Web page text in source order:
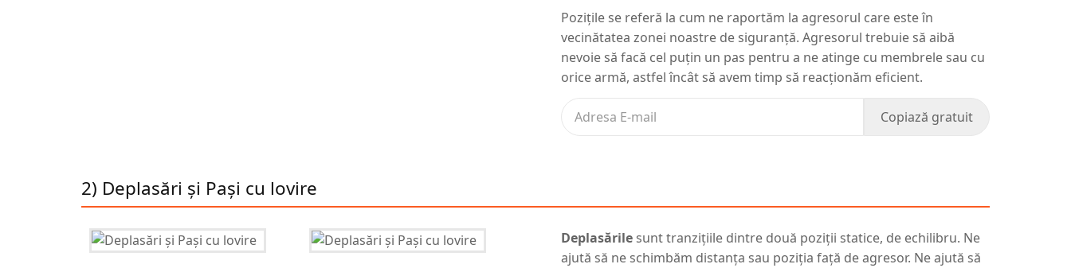
Pozițile se referă la cum ne raportăm la agresorul care este în
vecinătatea zonei noastre de siguranță. Agresorul trebuie să aibă
nevoie să facă cel puțin un pas pentru a ne atinge cu membrele sau cu
orice armă, astfel încât să avem timp să reacționăm eficient.
Copiază gratuit
2) Deplasări și Pași cu lovire
Deplasările sunt tranzițiile dintre două poziții statice, de echilibru. Ne
ajută să ne schimbăm distanța sau poziția față de agresor. Ne ajută să